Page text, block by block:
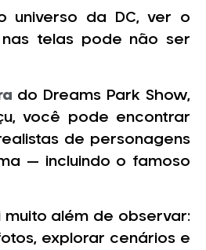
universo da DC, ver o
telas pode não ser
do Dreams Park Show,
você pode encontrar
de personagens
— incluindo o famoso
muito além de observar:
explorar cenários e